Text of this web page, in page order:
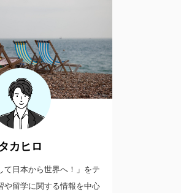
タカヒロ
て日本から世界へ！」をテ
や留学に関する情報を中心